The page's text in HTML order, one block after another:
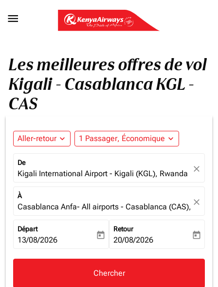

Les meilleures offres de vol
Kigali - Casablanca KGL -
CAS
Aller-retour expand_more 1 Passager, Économique expand_more
De
Kigali International Airport - Kigali (KGL), Rwanda close
À
Casablanca Anfa- All airports - Casablanca (CAS), close
Départ
fc-booking-departure-date-aria-label
13/08/2026 today
Retour
fc-booking-return-date-aria-
20/08/2026 today
Chercher